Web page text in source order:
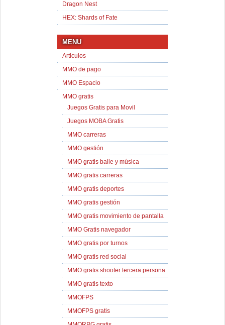
Dragon Nest
HEX: Shards of Fate
MENU
Articulos
MMO de pago
MMO Espacio
MMO gratis
Juegos Gratis para Movil
Juegos MOBA Gratis
MMO carreras
MMO gestión
MMO gratis baile y música
MMO gratis carreras
MMO gratis deportes
MMO gratis gestión
MMO gratis movimiento de pantalla
MMO Gratis navegador
MMO gratis por turnos
MMO gratis red social
MMO gratis shooter tercera persona
MMO gratis texto
MMOFPS
MMOFPS gratis